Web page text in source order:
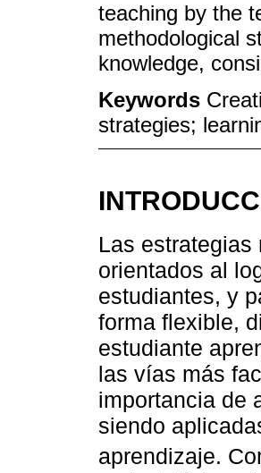
teaching by the
methodological
knowledge,
Keywords
strategies;
Las
orientados al
estudiantes, y
forma flexible,
estudiante
las vías más
importancia de
siendo
aprendizaje.